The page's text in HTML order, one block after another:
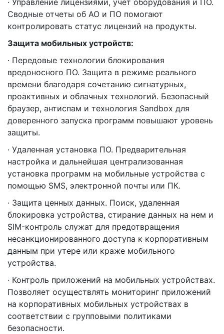
· Управление лицензиями, учет оборудования и ПО.
Сводные отчеты об АО и ПО помогают
контролировать статус лицензий на продукты.
Защита мобильных устройств:
· Передовые технологии блокирования
вредоносного ПО. Защита в режиме реального
времени благодаря сочетанию сигнатурных,
проактивных и облачных технологий. Безопасный
браузер, антиспам и технология Sandbox для
доверенного запуска программ повышают уровень
защиты.
· Удаленная установка ПО. Предварительная
настройка и дальнейшая централизованная
установка программ на мобильные устройства с
помощью SMS, электронной почты или ПК.
· Защита ценных данных. Поиск, удаленная
блокировка устройства, стирание данных на нем и
SIM-контроль служат для предотвращения
несанкционированного доступа к корпоративным
данным при утере или краже мобильного
устройства.
· Контроль приложений на мобильных устройствах.
Позволяет осуществлять мониторинг приложений
на корпоративных мобильных устройствах в
соответствии с групповыми политиками
безопасности.